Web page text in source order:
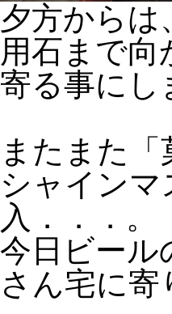
夕方からは
用石まで
寄る事にし
またまた
シャイン
入．．．。
今日ビール
さん宅に